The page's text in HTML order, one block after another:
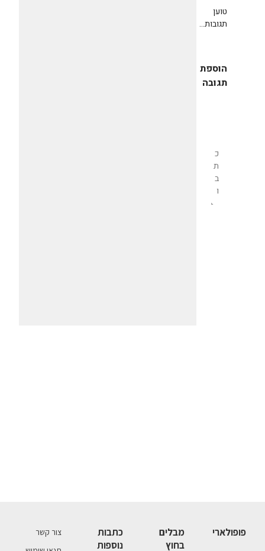
טוען
תגובות...
הוספת
תגובה
פופולארי
מבלים
בחוץ
כתבות
נוספות
צור קשר